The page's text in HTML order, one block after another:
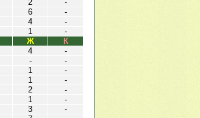
2
-
6
-
4
-
1
-
Ж
К
4
-
-
-
1
-
1
-
2
-
1
-
3
-